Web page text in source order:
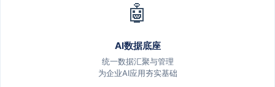
🤖
AI数据底座
统一数据汇聚与管理
为企业AI应用夯实基础